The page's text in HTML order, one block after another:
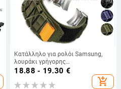
Κατάλληλο για ρολόι Samsung,
λουράκι γρήγορης
απελευθέρωσης με κουμπί 6/6c,
αθλητικό λουράκι καρπού 4c/5pro
18.88 - 19.30 €
add_shopping_cart